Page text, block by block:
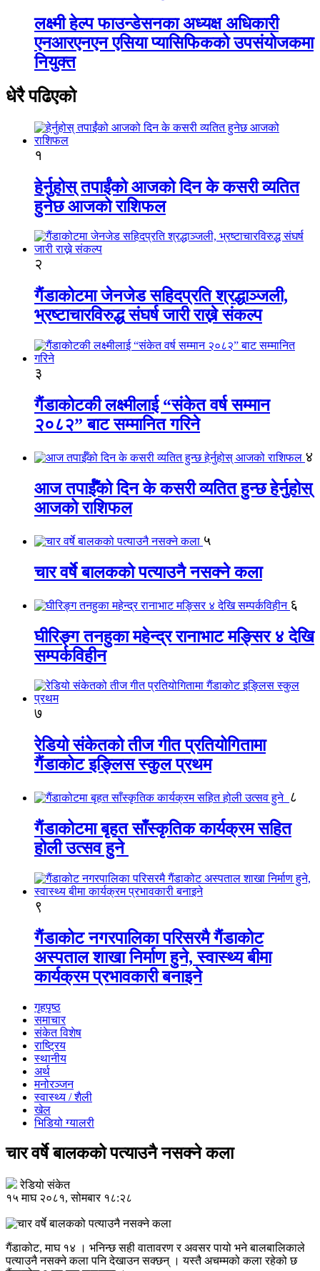
लक्ष्मी हेल्प फाउन्डेसनका अध्यक्ष अधिकारी
एनआरएनएन एसिया प्यासिफिकको उपसंयोजकमा
नियुक्त
धेरै पढिएको
१
हेर्नुहोस् तपाईंको आजको दिन के कसरी व्यतित
हुनेछ आजको राशिफल
२
गैंडाकोटमा जेनजेड सहिदप्रति श्रद्धाञ्जली,
भ्रष्टाचारविरुद्ध संघर्ष जारी राख्ने संकल्प
३
गैंडाकोटकी लक्ष्मीलाई “संकेत वर्ष सम्मान
२०८२” बाट सम्मानित गरिने
४
आज तपाईँको दिन के कसरी व्यतित हुन्छ हेर्नुहोस्
आजको राशिफल
५
चार वर्षे बालकको पत्याउनै नसक्ने कला
६
घीरिङ्ग तनहुका महेन्द्र रानाभाट मङ्सिर ४ देखि
सम्पर्कविहीन
७
रेडियो संकेतको तीज गीत प्रतियोगितामा
गैंडाकोट इङ्लिस स्कुल प्रथम
८
गैंडाकोटमा बृहत साँस्कृतिक कार्यक्रम सहित
होली उत्सव हुने
९
गैंडाकोट नगरपालिका परिसरमै गैंडाकोट
अस्पताल शाखा निर्माण हुने, स्वास्थ्य बीमा
कार्यक्रम प्रभावकारी बनाइने
गृहपृष्ठ
समाचार
संकेत विशेष
राष्ट्रिय
स्थानीय
अर्थ
मनोरञ्जन
स्वास्थ्य / शैली
खेल
भिडियो ग्यालरी
चार वर्षे बालकको पत्याउनै नसक्ने कला
रेडियो संकेत
१५ माघ २०८१, सोमबार १८:२८
गैंडाकोट, माघ १४ । भनिन्छ सही वातावरण र अवसर पायो भने बालबालिकाले
पत्याउनै नसक्ने कला पनि देखाउन सक्छन् । यस्तै अचम्मको कला रहेको छ